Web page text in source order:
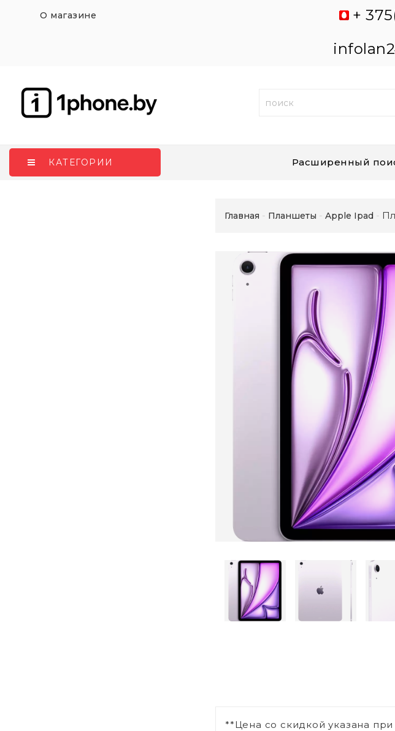
О магазине
+
КАТЕГОРИИ Расширенный
Главная Планшеты Apple Ipad
**Цена со скидкой указана